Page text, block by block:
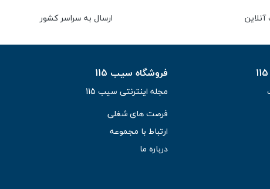
ارسال به سراسر کشور
فروشگاه سیب 115
مجله اینترنتی سیب 115
فرصت های شغلی
ارتباط با مجموعه
درباره ما